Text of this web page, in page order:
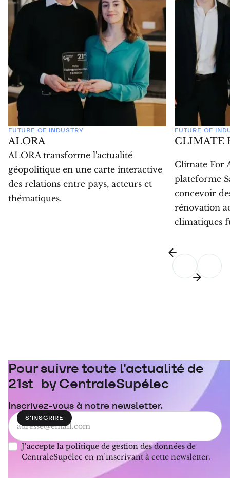
FUTURE OF INDUSTRY
ALORA
ALORA transforme l'actualité
géopolitique en une carte interactive
des relations entre pays, acteurs et
thématiques.
FUTURE OF
CLIMATE
Climate For
plateforme
concevoir
rénovation
climatiques
Pour suivre toute l'actualité de
21st by CentraleSupélec
Inscrivez-vous à notre newsletter.
J’accepte la politique de gestion des données de
CentraleSupélec en m’inscrivant à cette newsletter.